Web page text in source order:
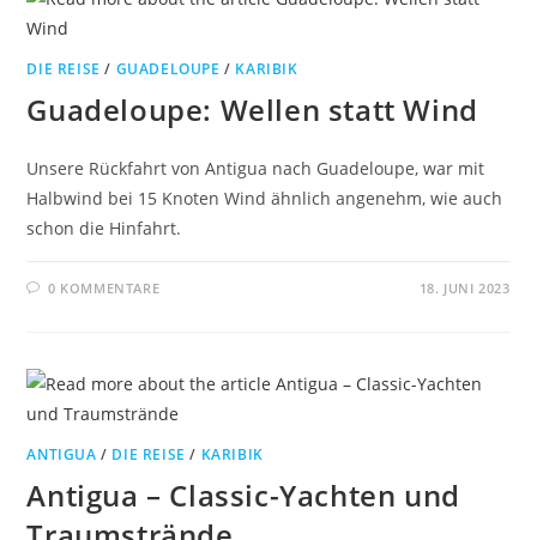
DIE REISE / GUADELOUPE / KARIBIK
Guadeloupe: Wellen statt Wind
Unsere Rückfahrt von Antigua nach Guadeloupe, war mit
Halbwind bei 15 Knoten Wind ähnlich angenehm, wie auch
schon die Hinfahrt.
0 KOMMENTARE 18. JUNI 2023
ANTIGUA / DIE REISE / KARIBIK
Antigua – Classic-Yachten und